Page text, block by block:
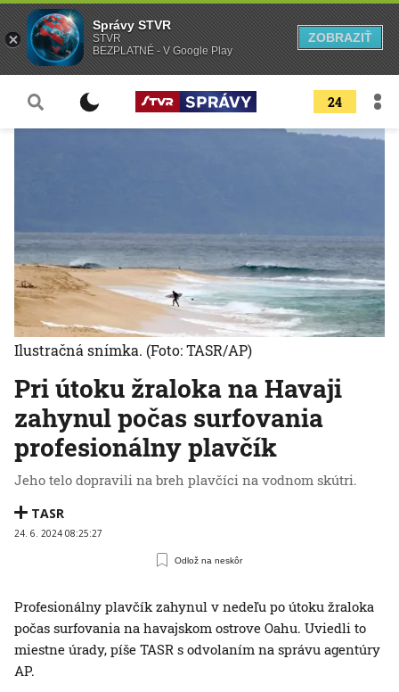
24
Pri útoku žraloka na Havaji
zahynul počas surfovania
profesionálny plavčík
Jeho telo dopravili na breh plavčíci na vodnom skútri.
TASR
24. 6. 2024 08:25:27
Odlož na neskôr
Ilustračná snímka. (Foto: TASR/AP)
Profesionálny plavčík zahynul v nedeľu po útoku žraloka
počas surfovania na havajskom ostrove Oahu. Uviedli to
miestne úrady, píše TASR s odvolaním na správu agentúry
AP.
Správy STVR
STVR
BEZPLATNÉ - V Google Play
ZOBRAZIŤ